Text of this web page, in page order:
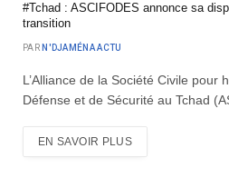
#Tchad : ASCIFODES annonce sa
transition
PAR N'DJAMÉNA ACTU
L’Alliance de la Société Civile pour
Défense et de Sécurité au Tchad
EN SAVOIR PLUS